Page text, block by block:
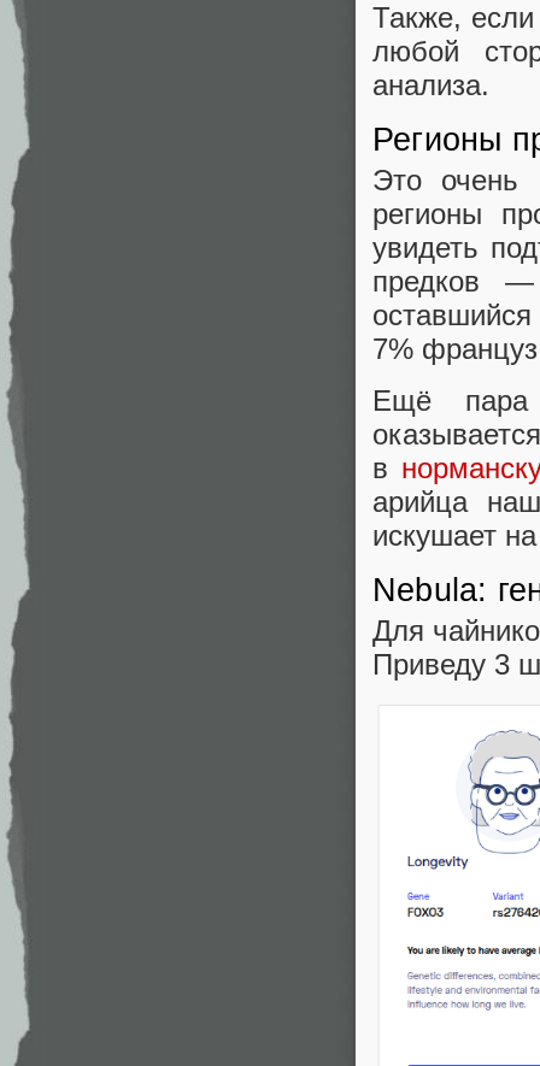
Также,
любой
анализа.
Регионы
Это очень
регионы
увидеть
предков
7%
Ещё пара
в
арийца
искушает
Nebula:
Для
Приведу 3